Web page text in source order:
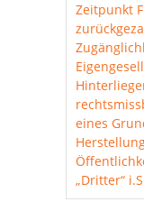
Zeitpunkt
eines
„Dritter“